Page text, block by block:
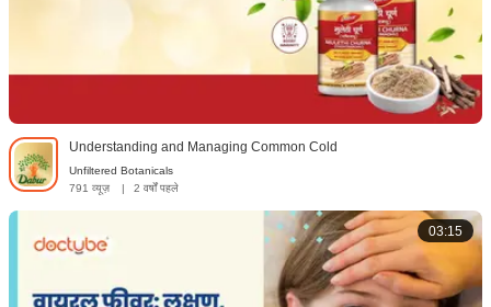
Understanding and Managing Common Cold
Unfiltered Botanicals
791 व्यूज़
| 2 वर्षों पहले
03:15